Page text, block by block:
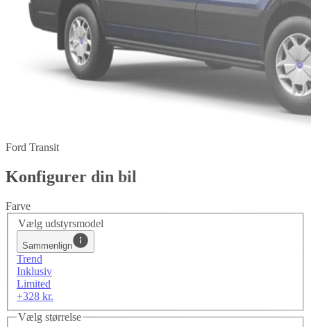
Ford Transit
Konfigurer din bil
Farve
Vælg udstyrsmodel
Sammenlign
Trend
Inklusiv
Limited
+328 kr.
Vælg størrelse